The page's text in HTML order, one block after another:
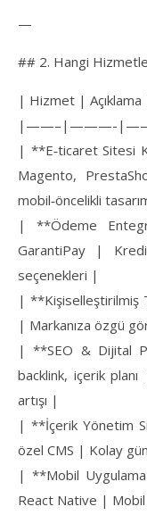
—
## 2. Hangi
| Hizmet |
|——–|———-
| **E‑ticaret Sitesi
Magento,
mobil‑öncelikli
| **Ödeme
GarantiPay |
seçenekleri |
| **Kişiselleştirilmiş
| Markanıza özgü
| **SEO & Dijital
backlink, içerik
artışı |
| **İçerik Yönetim
özel CMS | Kolay
| **Mobil
React Native | Mobil